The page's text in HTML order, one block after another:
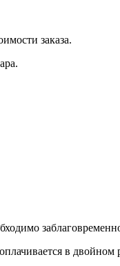
заказа.
в двойном